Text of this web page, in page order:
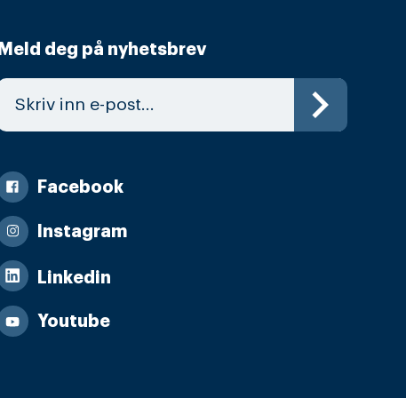
Meld deg på nyhetsbrev
Facebook
Instagram
Linkedin
Youtube